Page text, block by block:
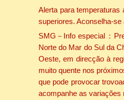
Alerta para
superiores. Aconselha-
SMG－Info especial：
Norte do Mar do Sul da
Oeste, em direcção à
muito quente nos
que pode provocar
acompanhe as variações